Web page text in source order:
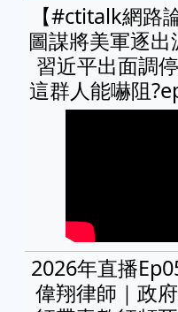
【#ctitalk網路
圖謀將美軍逐
習近平出面調
這群人能嚇阻
2026年直播
偉翔律師｜政